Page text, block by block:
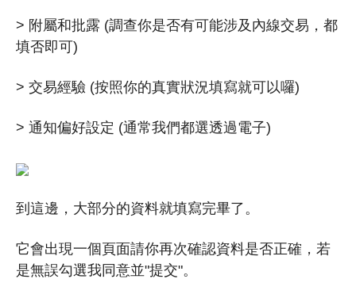
> 附屬和批露 (調查你是否有可能涉及內線交易，都
填否即可)
> 交易經驗 (按照你的真實狀況填寫就可以囉)
> 通知偏好設定 (通常我們都選透過電子)
到這邊，大部分的資料就填寫完畢了。
它會出現一個頁面請你再次確認資料是否正確，若
是無誤勾選我同意並"提交"。